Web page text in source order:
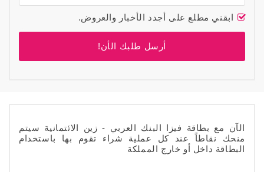
ابقني مطلع على أجدد الأخبار والعروض.
أرسل طلبك الأن!
الآن مع بطاقة فيزا البنك العربي - زين الائتمانية سيتم
منحك نقاطاً عند كل عملية شراء تقوم بها باستخدام
البطاقة داخل أو خارج المملكة